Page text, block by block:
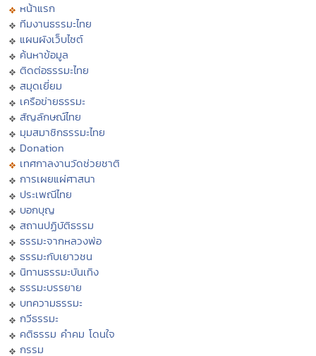
หน้าแรก
ทีมงานธรรมะไทย
แผนผังเว็บไซต์
ค้นหาข้อมูล
ติดต่อธรรมะไทย
สมุดเยี่ยม
เครือข่ายธรรมะ
สัญลักษณ์ไทย
มุมสมาชิกธรรมะไทย
Donation
เทศกาลงานวัดช่วยชาติ
การเผยแผ่ศาสนา
ประเพณีไทย
บอกบุญ
สถานปฏิบัติธรรม
ธรรมะจากหลวงพ่อ
ธรรมะกับเยาวชน
นิทานธรรมะบันเทิง
ธรรมะบรรยาย
บทความธรรมะ
กวีธรรมะ
คติธรรม คำคม โดนใจ
กรรม